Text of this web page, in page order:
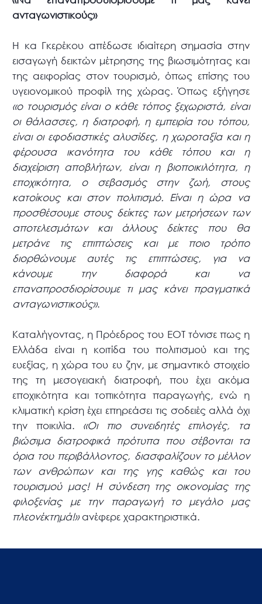
ανταγωνιστικούς»
Η κα Γκερέκου απέδωσε ιδιαίτερη σημασία στην
εισαγωγή δεικτών μέτρησης της βιωσιμότητας και
της αειφορίας στον τουρισμό, όπως επίσης του
υγειονομικού προφίλ της χώρας. Όπως εξήγησε
«ο τουρισμός είναι ο κάθε τόπος ξεχωριστά, είναι
οι θάλασσες, η διατροφή, η εμπειρία του τόπου,
είναι οι εφοδιαστικές αλυσίδες, η χωροταξία και η
φέρουσα ικανότητα του κάθε τόπου και η
διαχείριση αποβλήτων, είναι η βιοποικιλότητα, η
εποχικότητα, ο σεβασμός στην ζωή, στους
κατοίκους και στον πολιτισμό. Είναι η ώρα να
προσθέσουμε στους δείκτες των μετρήσεων των
αποτελεσμάτων και άλλους δείκτες που θα
μετράνε τις επιπτώσεις και με ποιο τρόπο
διορθώνουμε αυτές τις επιπτώσεις, για να
κάνουμε την διαφορά και να
επαναπροσδιορίσουμε τι μας κάνει πραγματικά
ανταγωνιστικούς».
Καταλήγοντας, η Πρόεδρος του ΕΟΤ τόνισε πως η
Ελλάδα είναι η κοιτίδα του πολιτισμού και της
ευεξίας, η χώρα του ευ ζην, με σημαντικό στοιχείο
της τη μεσογειακή διατροφή, που έχει ακόμα
εποχικότητα και τοπικότητα παραγωγής, ενώ η
κλιματική κρίση έχει επηρεάσει τις σοδειές αλλά όχι
την ποικιλία. «Οι πιο συνειδητές επιλογές, τα
βιώσιμα διατροφικά πρότυπα που σέβονται τα
όρια του περιβάλλοντος, διασφαλίζουν το μέλλον
των ανθρώπων και της γης καθώς και του
τουρισμού μας! Η σύνδεση της οικονομίας της
φιλοξενίας με την παραγωγή το μεγάλο μας
πλεονέκτημά!»ανέφερε χαρακτηριστικά.